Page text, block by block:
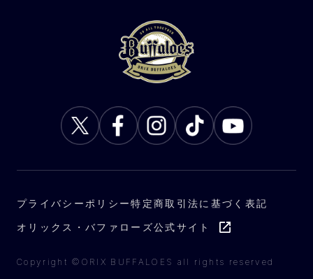
プライバシーポリシー特定商取引法に基づく表記
オリックス・バファローズ公式サイト
Copyright ©ORIX BUFFALOES all rights reserved